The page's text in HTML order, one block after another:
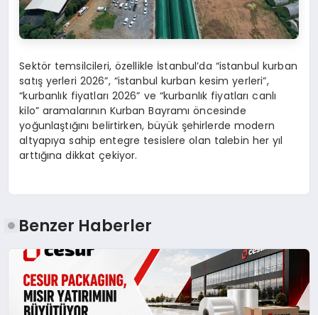
Sektör temsilcileri, özellikle İstanbul’da “istanbul kurban
satış yerleri 2026”, “istanbul kurban kesim yerleri”,
“kurbanlık fiyatları 2026” ve “kurbanlık fiyatları canlı
kilo” aramalarının Kurban Bayramı öncesinde
yoğunlaştığını belirtirken, büyük şehirlerde modern
altyapıya sahip entegre tesislere olan talebin her yıl
arttığına dikkat çekiyor.
Benzer Haberler